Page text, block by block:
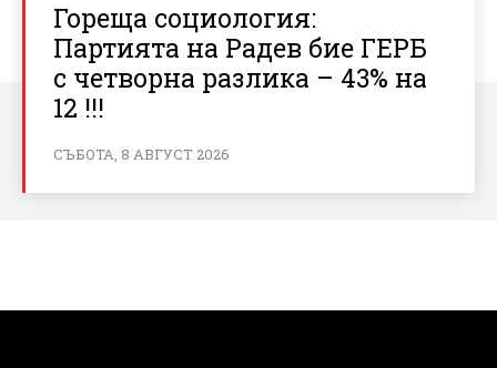
Гореща социология:
Партията на Радев бие ГЕРБ
с четворна разлика – 43% на
12 !!!
СЪБОТА, 8 АВГУСТ 2026